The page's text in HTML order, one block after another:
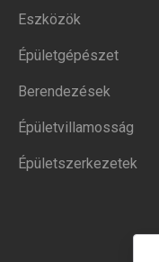
Eszközök
Épületgépészet
Berendezések
Épületvillamosság
Épületszerkezetek